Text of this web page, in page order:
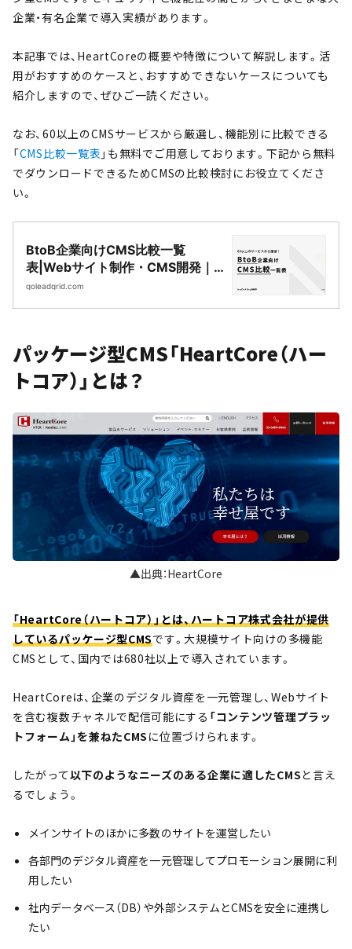
企業・有名企業で導入実績があります。
本記事では、HeartCoreの概要や特徴について解説します。活
用がおすすめのケースと、おすすめできないケースについても
紹介しますので、ぜひご一読ください。
なお、60以上のCMSサービスから厳選し、機能別に比較できる
「CMS比較一覧表 」も無料でご用意しております。下記から無料
でダウンロードできるためCMSの比較検討にお役立てくださ
い。
BtoB企業向けCMS比較一覧
表|Webサイト制作・CMS開発｜
LeadGrid
goleadgrid.com
パッケージ型CMS「HeartCore（ハー
トコア）」とは？
▲出典：HeartCore
「HeartCore（ハートコア）」とは、ハートコア株式会社が提供
しているパッケージ型CMSです。大規模サイト向けの多機能
CMSとして、国内では680社以上で導入されています。
HeartCoreは、企業のデジタル資産を一元管理し、Webサイト
を含む複数チャネルで配信可能にする 「コンテンツ管理プラッ
トフォーム」を兼ねたCMS に位置づけられます。
したがって以下のようなニーズのある企業に適したCMSと言え
るでしょう。
メインサイトのほかに多数のサイトを運営したい
各部門のデジタル資産を一元管理してプロモーション展開に利
用したい
社内データベース（DB）や外部システムとCMSを安全に連携し
たい